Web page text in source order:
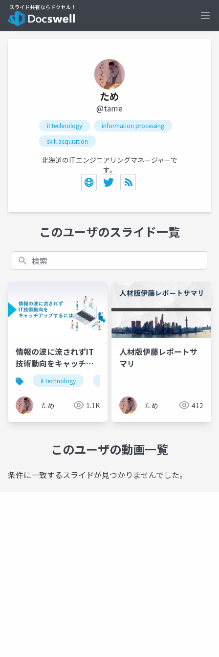
ため
@tame
it technology
information processing
skill acquisition
北海道のITエンジニアリングマネージャーで
す。
このユーザのスライド一覧
検索
情報の波に流されずIT
技術動向をキャッチア
ップするには
it technology
ため 1.1K
人材版伊藤レポートサ
マリ
ため 412
このユーザの動画一覧
条件に一致するスライドが見つかりませんでした。